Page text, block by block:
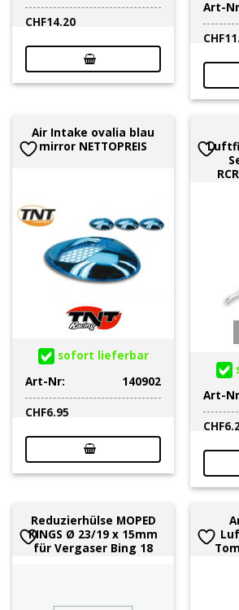
CHF14.20
Art-
CHF
Air Intake ovalia blau
mirror NETTOPREIS
sofort lieferbar
Art-Nr:
140902
CHF6.95
Art-
CHF
Reduzierhülse MOPED
KINGS Ø 23/19 x 15mm
für Vergaser Bing 18